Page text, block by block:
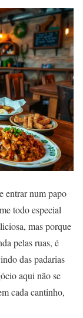
entrar num papo
todo especial
mas porque
pelas ruas, é
das padarias
aqui não se
cada cantinho,